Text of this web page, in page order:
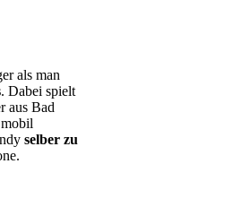
als man
. Dabei spielt
aus Bad
selber zu